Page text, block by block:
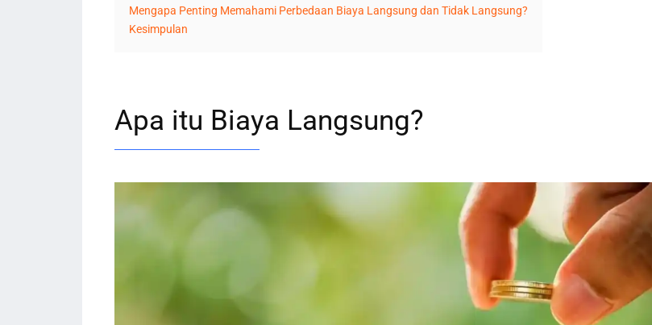
Mengapa Penting Memahami Perbedaan Biaya Langsung dan Tidak Langsung?
Kesimpulan
Apa itu Biaya Langsung?